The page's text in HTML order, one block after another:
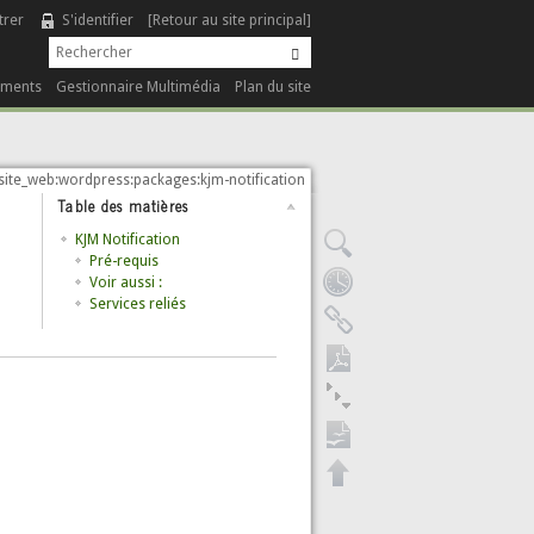
S'identifier [Retour au site principal]
Gestionnaire Multimédia Plan du site
site_web:wordpress:packages:kjm-notification
Table des matières
KJM Notification
Pré-requis
Voir aussi :
Services reliés